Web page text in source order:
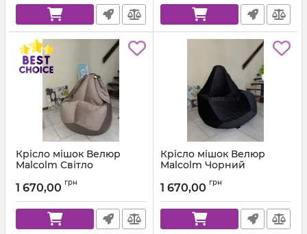
Крісло мішок Велюр
Malcolm Світло
Артикул: km-malcolm-22-l
1 670,00 грн
Крісло мішок Велюр
Malcolm Чорний
1 670,00 грн